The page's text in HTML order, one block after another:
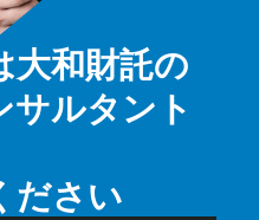
大和財託の
サルタント
ださい